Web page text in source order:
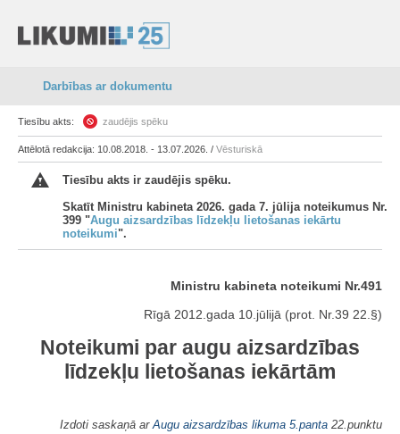
Darbības ar dokumentu
Tiesību akts: zaudējis spēku
Attēlotā redakcija: 10.08.2018. - 13.07.2026. / Vēsturiskā
Tiesību akts ir zaudējis spēku.
Skatīt Ministru kabineta 2026. gada 7. jūlija noteikumus Nr.
399 "Augu aizsardzības līdzekļu lietošanas iekārtu
noteikumi".
Ministru kabineta noteikumi Nr.491
Rīgā 2012.gada 10.jūlijā (prot. Nr.39 22.§)
Noteikumi par augu aizsardzības
līdzekļu lietošanas iekārtām
Izdoti saskaņā ar Augu aizsardzības likuma 5.panta 22.punktu